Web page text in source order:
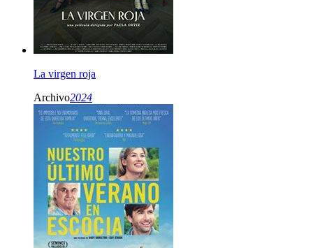
La virgen roja
Archivo2024